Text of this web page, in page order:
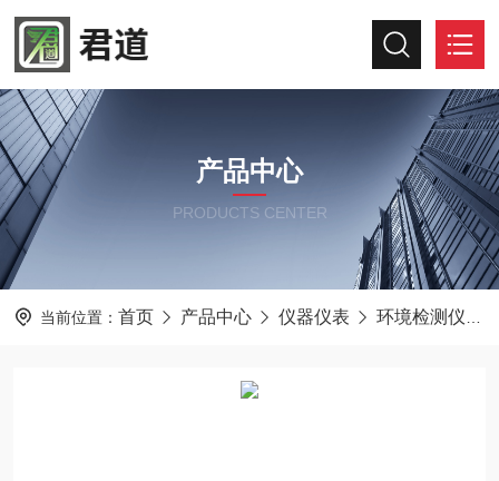
产品中心
PRODUCTS CENTER
当前位置： 首页 产品中心 仪器仪表 环境检测仪器